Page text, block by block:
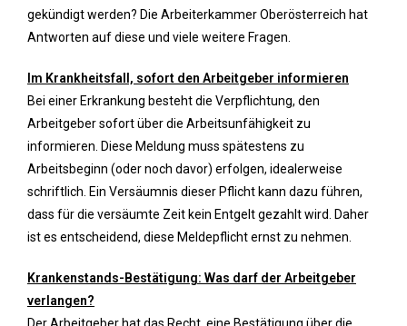
gekündigt werden? Die Arbeiterkammer Oberösterreich hat
Antworten auf diese und viele weitere Fragen.
Im Krankheitsfall, sofort den Arbeitgeber informieren
Bei einer Erkrankung besteht die Verpflichtung, den
Arbeitgeber sofort über die Arbeitsunfähigkeit zu
informieren. Diese Meldung muss spätestens zu
Arbeitsbeginn (oder noch davor) erfolgen, idealerweise
schriftlich. Ein Versäumnis dieser Pflicht kann dazu führen,
dass für die versäumte Zeit kein Entgelt gezahlt wird. Daher
ist es entscheidend, diese Meldepflicht ernst zu nehmen.
Krankenstands-Bestätigung: Was darf der Arbeitgeber
verlangen?
Der Arbeitgeber hat das Recht, eine Bestätigung über die